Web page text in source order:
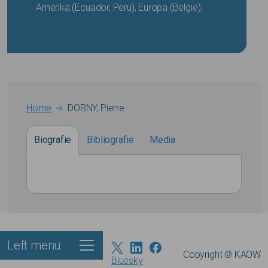
Amerika (Ecuador, Peru), Europa (België).
Breadcrumb
Home DORNY, Pierre
Biografie Bibliografie Media
Footer
Left menu
Bluesky
Copyright © KAOW